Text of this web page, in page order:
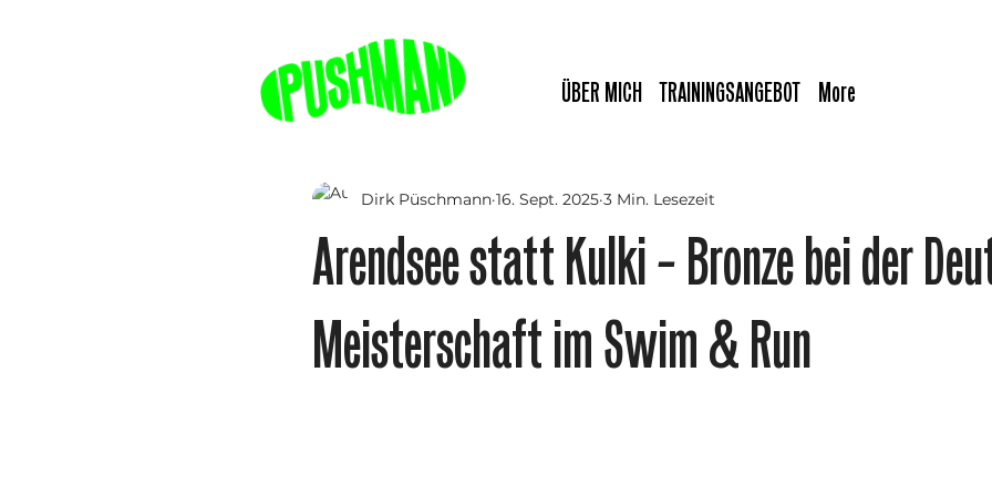
ÜBER MICH TRAININGSANGEBOT More
Arendsee statt Kulki – Bronze bei der
Meisterschaft im Swim & Run
Dirk Püschmann 16. Sept. 2025 3 Min. Lesezeit